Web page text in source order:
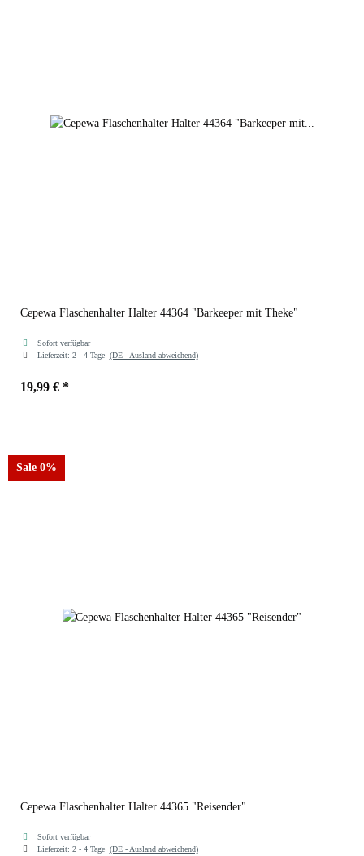
Cepewa Flaschenhalter Halter 44364 "Barkeeper mit Theke"
Sofort verfügbar
Lieferzeit: 2 - 4 Tage (DE - Ausland abweichend)
19,99 € *
Sale 0%
Cepewa Flaschenhalter Halter 44365 "Reisender"
Sofort verfügbar
Lieferzeit: 2 - 4 Tage (DE - Ausland abweichend)